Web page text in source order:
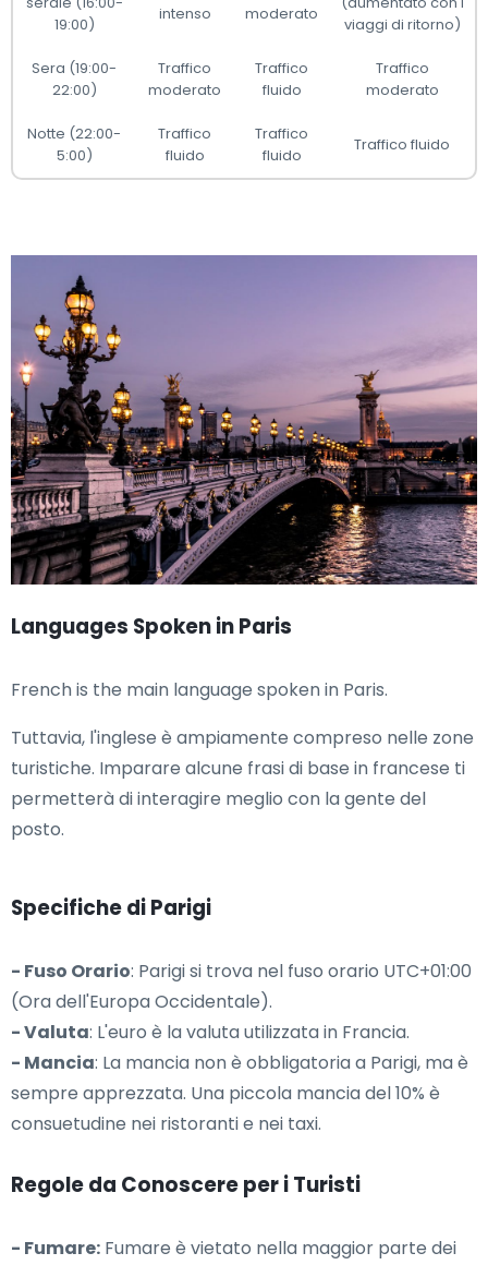
19:00)
intenso
moderato
viaggi di ritorno)
Sera (19:00-
22:00)
Traffico
moderato
Traffico
fluido
Traffico
moderato
Notte (22:00-
5:00)
Traffico
fluido
Traffico
fluido
Traffico fluido
Languages Spoken in Paris
French is the main language spoken in Paris.
Tuttavia, l'inglese è ampiamente compreso nelle zone
turistiche. Imparare alcune frasi di base in francese ti
permetterà di interagire meglio con la gente del
posto.
Specifiche di Parigi
- Fuso Orario: Parigi si trova nel fuso orario UTC+01:00
(Ora dell'Europa Occidentale).
- Valuta: L'euro è la valuta utilizzata in Francia.
- Mancia: La mancia non è obbligatoria a Parigi, ma è
sempre apprezzata. Una piccola mancia del 10% è
consuetudine nei ristoranti e nei taxi.
Regole da Conoscere per i Turisti
- Fumare: Fumare è vietato nella maggior parte dei